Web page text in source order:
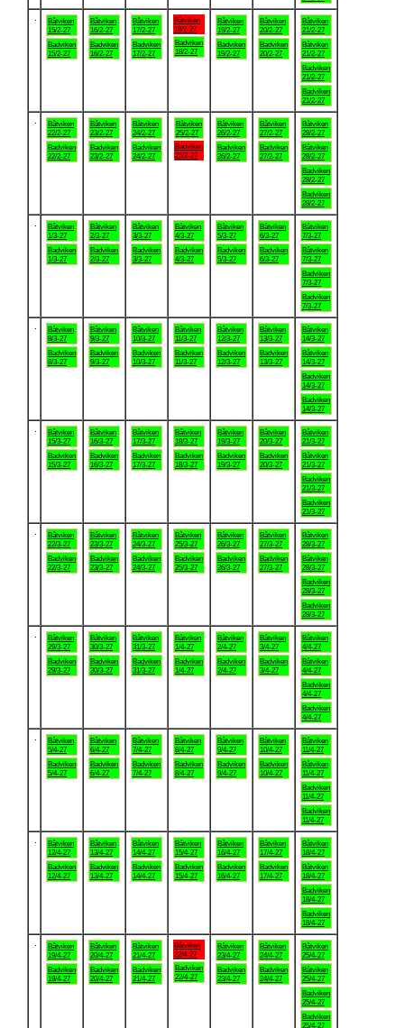
Båtviken
15/2-27
Badviken
15/2-27
Båtviken
16/2-27
Badviken
16/2-27
Båtviken
17/2-27
Badviken
17/2-27
Båtviken
18/2-27
Badviken
18/2-27
Båtviken
19/2-27
Badviken
19/2-27
Båtviken
20/2-27
Badviken
20/2-27
Båtviken
21/2-27
Båtviken
21/2-27
Badviken
21/2-27
Badviken
21/2-27
Båtviken
22/2-27
Badviken
22/2-27
Båtviken
23/2-27
Badviken
23/2-27
Båtviken
24/2-27
Badviken
24/2-27
Båtviken
25/2-27
Badviken
25/2-27
Båtviken
26/2-27
Badviken
26/2-27
Båtviken
27/2-27
Badviken
27/2-27
Båtviken
28/2-27
Båtviken
28/2-27
Badviken
28/2-27
Badviken
28/2-27
Båtviken
1/3-27
Badviken
1/3-27
Båtviken
2/3-27
Badviken
2/3-27
Båtviken
3/3-27
Badviken
3/3-27
Båtviken
4/3-27
Badviken
4/3-27
Båtviken
5/3-27
Badviken
5/3-27
Båtviken
6/3-27
Badviken
6/3-27
Båtviken
7/3-27
Båtviken
7/3-27
Badviken
7/3-27
Badviken
7/3-27
Båtviken
8/3-27
Badviken
8/3-27
Båtviken
9/3-27
Badviken
9/3-27
Båtviken
10/3-27
Badviken
10/3-27
Båtviken
11/3-27
Badviken
11/3-27
Båtviken
12/3-27
Badviken
12/3-27
Båtviken
13/3-27
Badviken
13/3-27
Båtviken
14/3-27
Båtviken
14/3-27
Badviken
14/3-27
Badviken
14/3-27
Båtviken
15/3-27
Badviken
15/3-27
Båtviken
16/3-27
Badviken
16/3-27
Båtviken
17/3-27
Badviken
17/3-27
Båtviken
18/3-27
Badviken
18/3-27
Båtviken
19/3-27
Badviken
19/3-27
Båtviken
20/3-27
Badviken
20/3-27
Båtviken
21/3-27
Båtviken
21/3-27
Badviken
21/3-27
Badviken
21/3-27
Båtviken
22/3-27
Badviken
22/3-27
Båtviken
23/3-27
Badviken
23/3-27
Båtviken
24/3-27
Badviken
24/3-27
Båtviken
25/3-27
Badviken
25/3-27
Båtviken
26/3-27
Badviken
26/3-27
Båtviken
27/3-27
Badviken
27/3-27
Båtviken
28/3-27
Båtviken
28/3-27
Badviken
28/3-27
Badviken
28/3-27
Båtviken
29/3-27
Badviken
29/3-27
Båtviken
30/3-27
Badviken
30/3-27
Båtviken
31/3-27
Badviken
31/3-27
Båtviken
1/4-27
Badviken
1/4-27
Båtviken
2/4-27
Badviken
2/4-27
Båtviken
3/4-27
Badviken
3/4-27
Båtviken
4/4-27
Båtviken
4/4-27
Badviken
4/4-27
Badviken
4/4-27
Båtviken
5/4-27
Badviken
5/4-27
Båtviken
6/4-27
Badviken
6/4-27
Båtviken
7/4-27
Badviken
7/4-27
Båtviken
8/4-27
Badviken
8/4-27
Båtviken
9/4-27
Badviken
9/4-27
Båtviken
10/4-27
Badviken
10/4-27
Båtviken
11/4-27
Båtviken
11/4-27
Badviken
11/4-27
Badviken
11/4-27
Båtviken
12/4-27
Badviken
12/4-27
Båtviken
13/4-27
Badviken
13/4-27
Båtviken
14/4-27
Badviken
14/4-27
Båtviken
15/4-27
Badviken
15/4-27
Båtviken
16/4-27
Badviken
16/4-27
Båtviken
17/4-27
Badviken
17/4-27
Båtviken
18/4-27
Båtviken
18/4-27
Badviken
18/4-27
Badviken
18/4-27
Båtviken
19/4-27
Badviken
19/4-27
Båtviken
20/4-27
Badviken
20/4-27
Båtviken
21/4-27
Badviken
21/4-27
Båtviken
22/4-27
Badviken
22/4-27
Båtviken
23/4-27
Badviken
23/4-27
Båtviken
24/4-27
Badviken
24/4-27
Båtviken
25/4-27
Båtviken
25/4-27
Badviken
25/4-27
Badviken
25/4-27